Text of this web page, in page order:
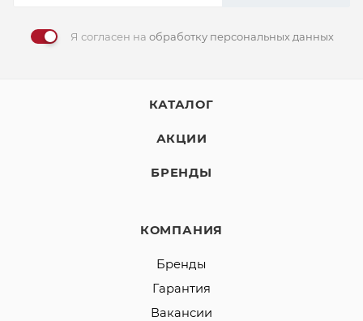
Я согласен на обработку персональных данных
КАТАЛОГ
АКЦИИ
БРЕНДЫ
КОМПАНИЯ
Бренды
Гарантия
Вакансии